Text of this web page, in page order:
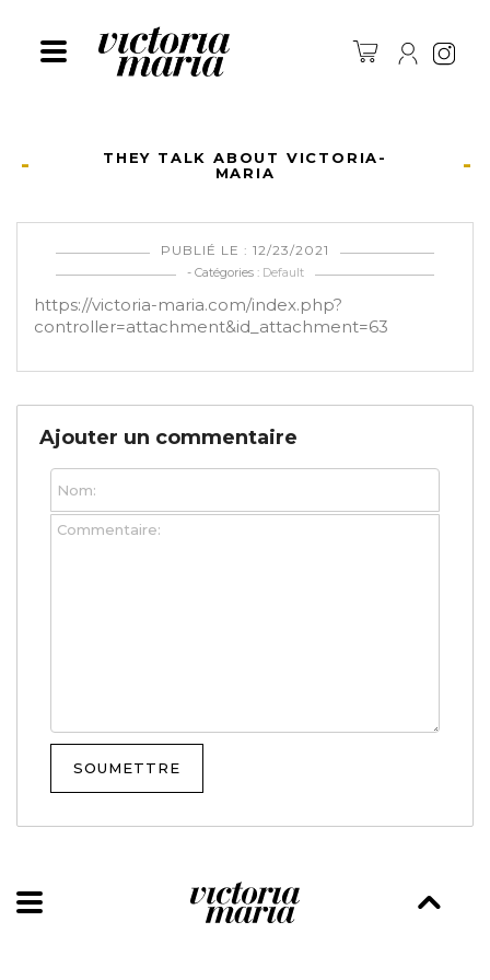
THEY TALK ABOUT VICTORIA-
MARIA
PUBLIÉ LE : 12/23/2021
- Catégories : Default
https://victoria-maria.com/index.php?
controller=attachment&id_attachment=63
Ajouter un commentaire